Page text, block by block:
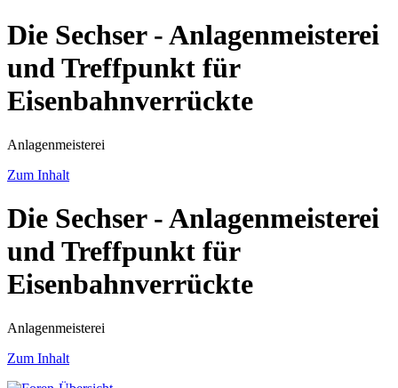
Die Sechser - Anlagenmeisterei
und Treffpunkt für
Eisenbahnverrückte
Anlagenmeisterei
Zum Inhalt
Die Sechser - Anlagenmeisterei
und Treffpunkt für
Eisenbahnverrückte
Anlagenmeisterei
Zum Inhalt